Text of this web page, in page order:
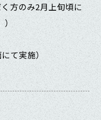
方のみ2月上旬頃に
）
て実施）